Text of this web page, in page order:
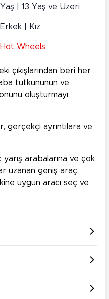
Yaş | 13 Yaş ve Üzeri
Erkek | Kız
Hot Wheels
çıkışlarından beri her
tutkununun ve
oluşturmayı
gerçekçi ayrıntılara ve
arabalarına ve çok
uzanan geniş araç
uygun aracı seç ve